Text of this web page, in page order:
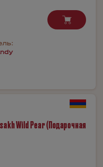
Wild Pear (Подарочная